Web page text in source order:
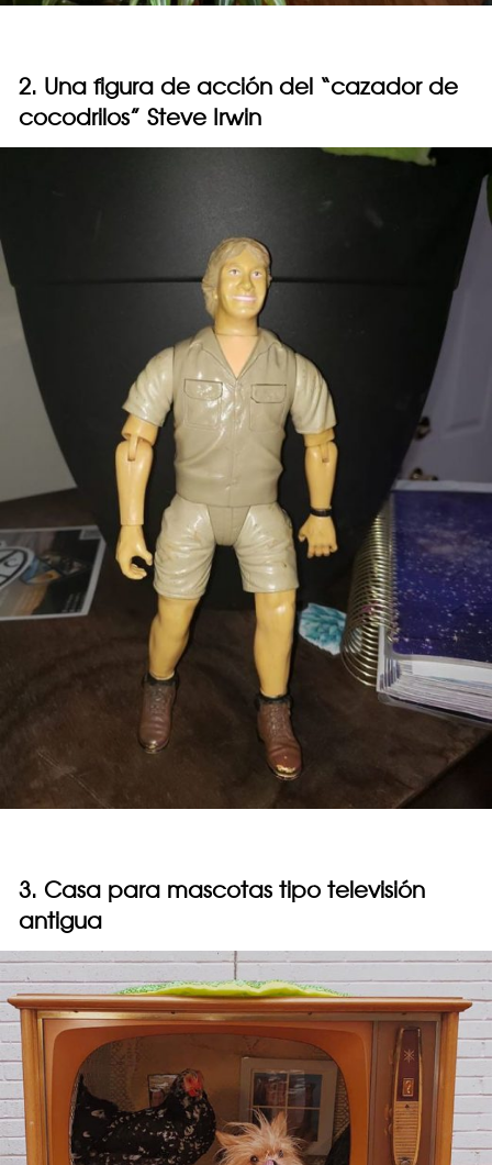
2. Una figura de acción del “cazador de
cocodrilos” Steve Irwin
3. Casa para mascotas tipo televisión
antigua